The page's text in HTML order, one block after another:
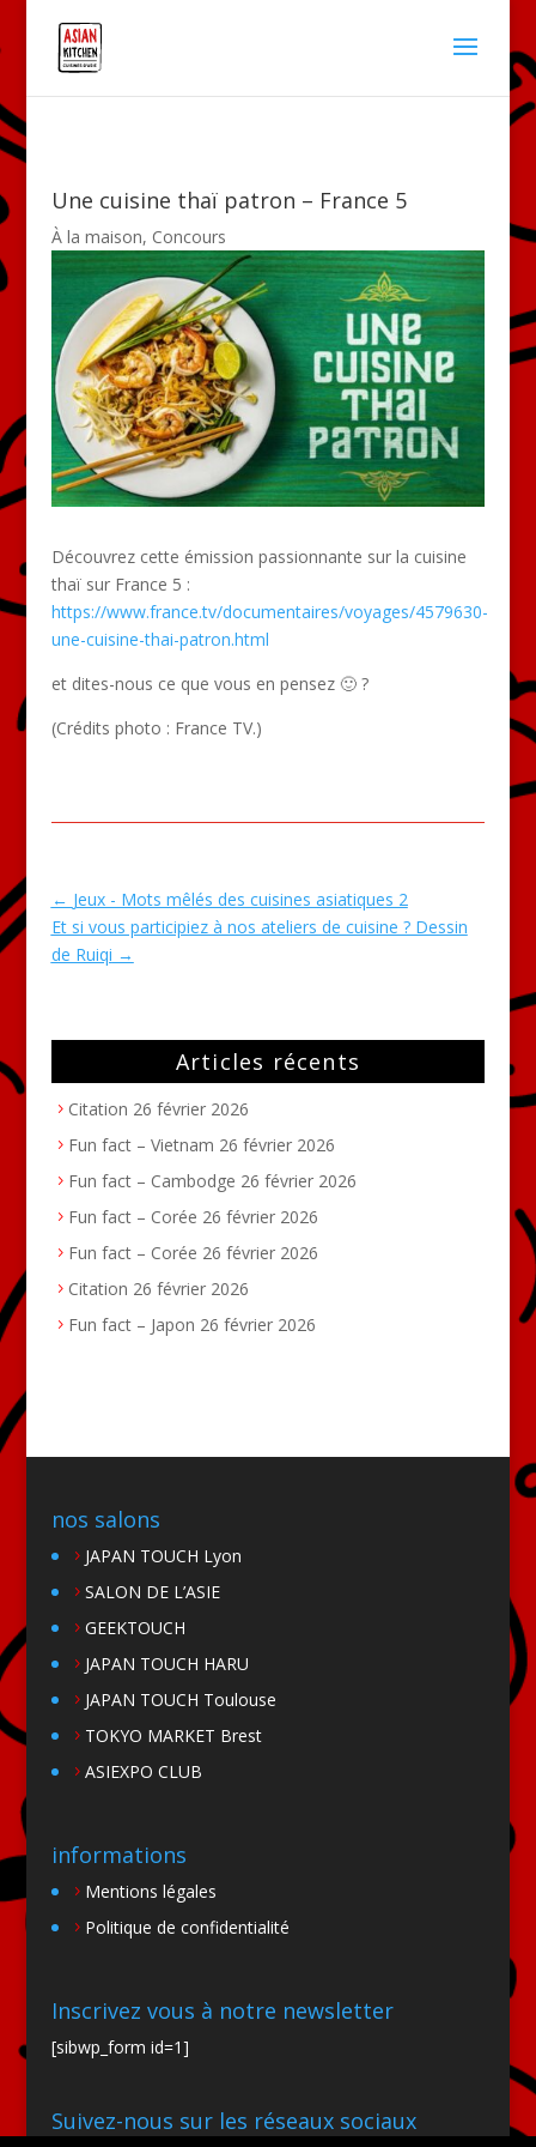
Une cuisine thaï patron – France 5
À la maison, Concours
Découvrez cette émission passionnante sur la cuisine
thaï sur France 5 :
https://www.france.tv/documentaires/voyages/4579630-
une-cuisine-thai-patron.html
et dites-nous ce que vous en pensez 🙂 ?
(Crédits photo : France TV.)
← Jeux - Mots mêlés des cuisines asiatiques 2
Et si vous participiez à nos ateliers de cuisine ? Dessin
de Ruiqi →
Articles récents
Citation 26 février 2026
Fun fact – Vietnam 26 février 2026
Fun fact – Cambodge 26 février 2026
Fun fact – Corée 26 février 2026
Fun fact – Corée 26 février 2026
Citation 26 février 2026
Fun fact – Japon 26 février 2026
nos salons
JAPAN TOUCH Lyon
SALON DE L’ASIE
GEEKTOUCH
JAPAN TOUCH HARU
JAPAN TOUCH Toulouse
TOKYO MARKET Brest
ASIEXPO CLUB
informations
Mentions légales
Politique de confidentialité
Inscrivez vous à notre newsletter
[sibwp_form id=1]
Suivez-nous sur les réseaux sociaux